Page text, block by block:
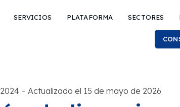
SERVICIOS PLATAFORMA SECTORES
- Actualizado el 15 de mayo de 2026